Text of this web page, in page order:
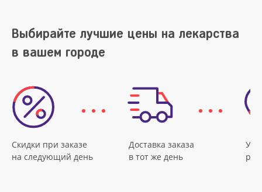
Выбирайте лучшие цены на лекарства
в вашем городе
Скидки при заказе
на следующий день
Доставка заказа
в тот же день